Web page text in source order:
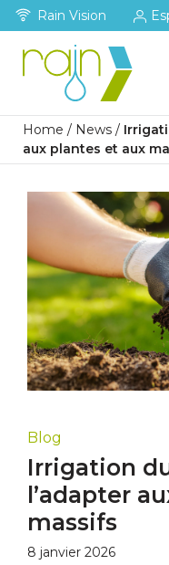
Rain Vision
Home / News /
aux plantes et aux
Blog
Irrigation
l’adapter
massifs
8 janvier 2026